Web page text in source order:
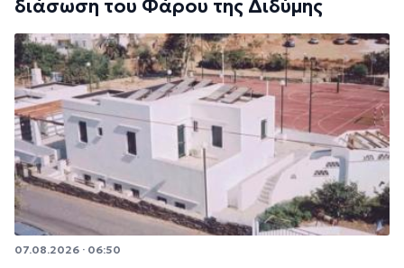
διάσωση του Φάρου της Διδύμης
07.08.2026 · 06:50